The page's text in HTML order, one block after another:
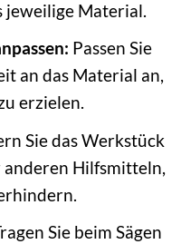
jeweilige Material.
Passen Sie
an das Material an,
erzielen.
Sie das Werkstück
Hilfsmitteln,
Sie beim Sägen